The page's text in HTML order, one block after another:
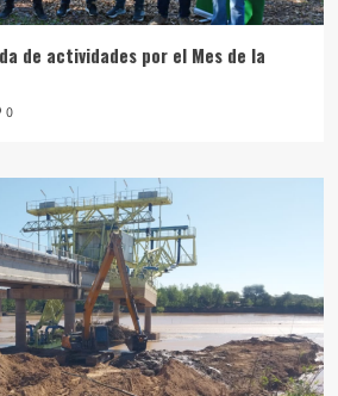
de actividades por el Mes de la
0